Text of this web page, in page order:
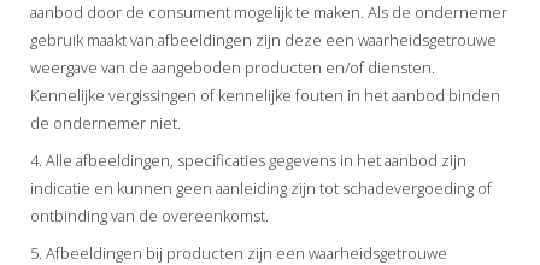
aanbod door de consument mogelijk te maken. Als de ondernemer
gebruik maakt van afbeeldingen zijn deze een waarheidsgetrouwe
weergave van de aangeboden producten en/of diensten.
Kennelijke vergissingen of kennelijke fouten in het aanbod binden
de ondernemer niet.
4. Alle afbeeldingen, specificaties gegevens in het aanbod zijn
indicatie en kunnen geen aanleiding zijn tot schadevergoeding of
ontbinding van de overeenkomst.
5. Afbeeldingen bij producten zijn een waarheidsgetrouwe